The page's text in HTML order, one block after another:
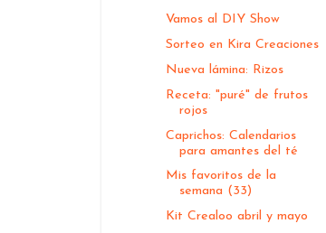
Vamos al DIY Show
Sorteo en Kira Creaciones
Nueva lámina: Rizos
Receta: "puré" de frutos
rojos
Caprichos: Calendarios
para amantes del té
Mis favoritos de la
semana (33)
Kit Crealoo abril y mayo